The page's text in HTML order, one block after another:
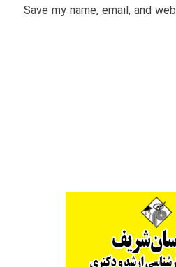
Save my name, email, and